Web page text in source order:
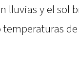
lluvias y el sol
de